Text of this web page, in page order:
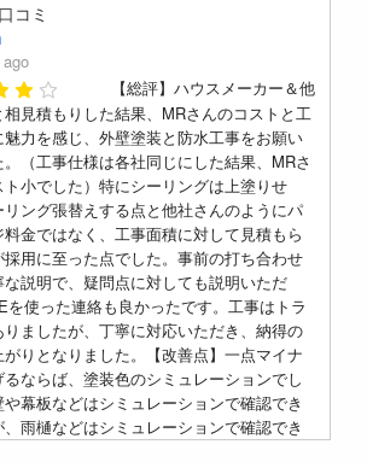
コミ
【総評】ハウスメーカー＆他
見積もりした結果、MRさんのコストと工
力を感じ、外壁塗装と防水工事をお願い
。（工事仕様は各社同じにした結果、MRさ
ト小でした）特にシーリングは上塗りせ
ング張替えする点と他社さんのようにパ
料金ではなく、工事面積に対して見積もら
用に至った点でした。事前の打ち合わせ
説明で、疑問点に対しても説明いただ
を使った連絡も良かったです。工事はトラ
りましたが、丁寧に対応いただき、納得の
がりとなりました。【改善点】一点マイナ
るならば、塗装色のシミュレーションでし
や幕板などはシミュレーションで確認でき
、雨樋などはシミュレーションで確認でき